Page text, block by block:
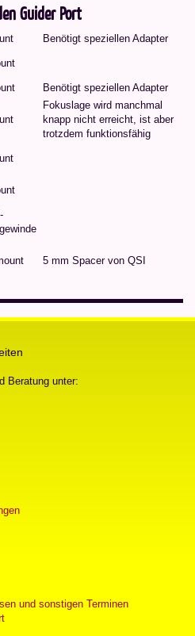
Guider Port
Benötigt speziellen Adapter
Benötigt speziellen Adapter
Fokuslage wird manchmal
knapp nicht erreicht, ist aber
trotzdem funktionsfähig
5 mm Spacer von QSI
Beratung unter:
und sonstigen Terminen